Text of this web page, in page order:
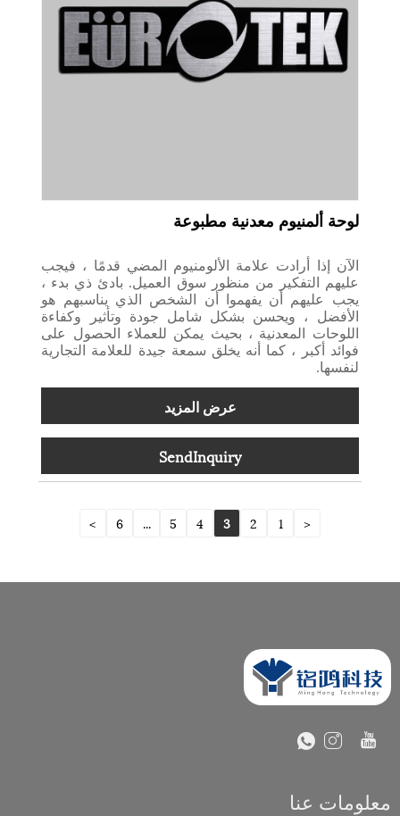
لوحة ألمنيوم معدنية مطبوعة
الآن إذا أرادت علامة الألومنيوم المضي قدمًا ، فيجب
عليهم التفكير من منظور سوق العميل. بادئ ذي بدء ،
يجب عليهم أن يفهموا أن الشخص الذي يناسبهم هو
الأفضل ، ويحسن بشكل شامل جودة وتأثير وكفاءة
اللوحات المعدنية ، بحيث يمكن للعملاء الحصول على
فوائد أكبر ، كما أنه يخلق سمعة جيدة للعلامة التجارية
لنفسها.
عرض المزيد
SendInquiry
<
1
2
3
4
5
...
6
>
معلومات عنا